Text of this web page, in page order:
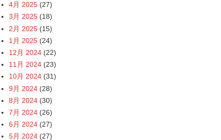
4月 2025 (27)
3月 2025 (18)
2月 2025 (15)
1月 2025 (24)
12月 2024 (22)
11月 2024 (23)
10月 2024 (31)
9月 2024 (28)
8月 2024 (30)
7月 2024 (26)
6月 2024 (27)
5月 2024 (27)